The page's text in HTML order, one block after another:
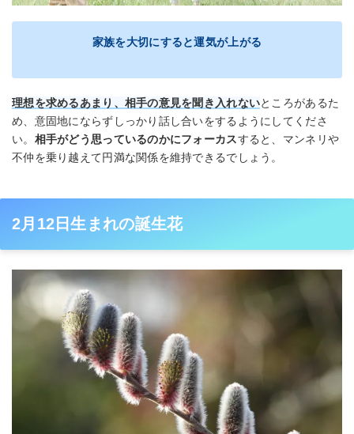
家族を大切にすると運気が上がる
理想を求めるあまり、相手の意見を聞き入れないところがあるた
め、意固地にならずしっかり話し合いをするようにしてくださ
い。 相手がどう思っているのかにフォーカスすると、マンネリや
不仲を乗り越えて円満な関係を維持できるでしょう。
2月12日生まれの誕生花